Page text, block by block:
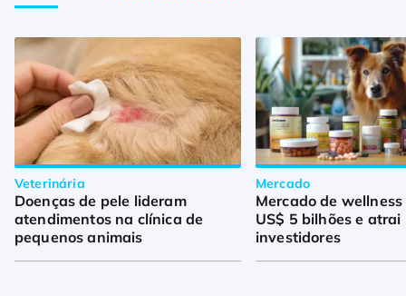
Veterinária
Doenças de pele lideram
atendimentos na clínica de
pequenos animais
Mercado
Mercado de
US$ 5 bilhões e atrai
investidores